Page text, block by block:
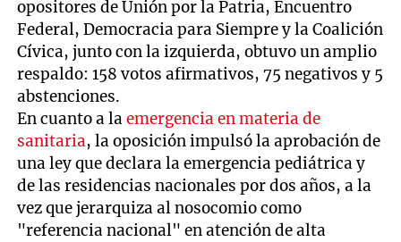
opositores de Unión por la Patria, Encuentro
Federal, Democracia para Siempre y la Coalición
Cívica, junto con la izquierda, obtuvo un amplio
respaldo: 158 votos afirmativos, 75 negativos y 5
abstenciones.
En cuanto a laemergencia en materia de
sanitaria, la oposición impulsó la aprobación de
una ley que declara la emergencia pediátrica y
de las residencias nacionales por dos años, a la
vez que jerarquiza al nosocomio como
"referencia nacional" en atención de alta